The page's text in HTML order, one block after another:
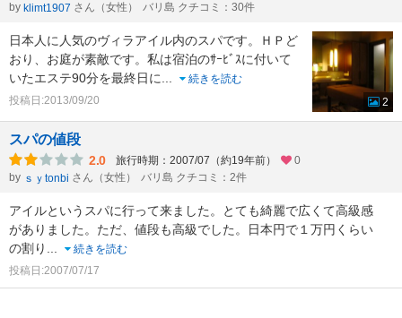
by klimt1907 さん（女性） バリ島 クチコミ：30件
日本人に人気のヴィラアイル内のスパです。ＨＰど
おり、お庭が素敵です。私は宿泊のｻｰﾋﾞｽに付いて
いたエステ90分を最終日に...
続きを読む
投稿日:2013/09/20
2
スパの値段
2.0 旅行時期：2007/07（約19年前）
0
by ｓｙtonbi さん（女性） バリ島 クチコミ：2件
アイルというスパに行って来ました。とても綺麗で広くて高級感
がありました。ただ、値段も高級でした。日本円で１万円くらい
の割り ...
続きを読む
投稿日:2007/07/17